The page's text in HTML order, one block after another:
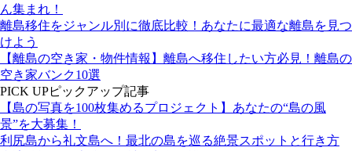
ん集まれ！
離島移住をジャンル別に徹底比較！あなたに最適な離島を見つ
けよう
【離島の空き家・物件情報】離島へ移住したい方必見！離島の
空き家バンク10選
PICK UPピックアップ記事
【島の写真を100枚集めるプロジェクト】あなたの“島の風
景”を大募集！
利尻島から礼文島へ！最北の島を巡る絶景スポットと行き方